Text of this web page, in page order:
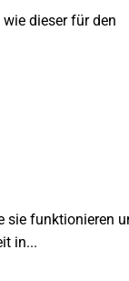
dieser für den
sie funktionieren
in...